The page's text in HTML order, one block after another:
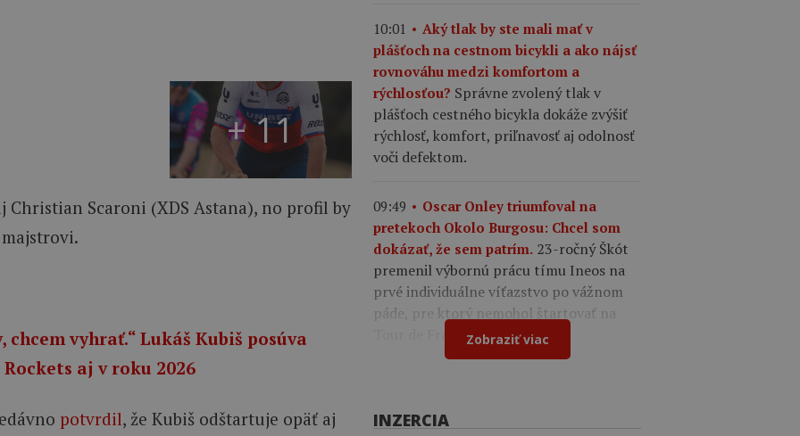
+ 11
Scaroni (XDS Astana), no profil by
vyhrať.“ Lukáš Kubiš posúva
aj v roku 2026
potvrdil, že Kubiš odštartuje opäť aj
10:01
Aký tlak by ste mali mať v
plášťoch na cestnom bicykli a ako nájsť
rovnováhu medzi komfortom a
rýchlosťou? Správne zvolený tlak v
plášťoch cestného bicykla dokáže zvýšiť
rýchlosť, komfort, priľnavosť aj odolnosť
voči defektom.
09:49
Oscar Onley triumfoval na
pretekoch Okolo Burgosu: Chcel som
dokázať, že sem patrím. 23-ročný Škót
premenil výbornú prácu tímu Ineos na
prvé individuálne víťazstvo po vážnom
páde, pre ktorý nemohol štartovať na
Tour de France.Zobraziť viac
INZERCIA